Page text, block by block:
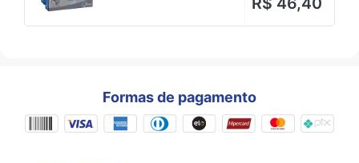
Formas de pagamento